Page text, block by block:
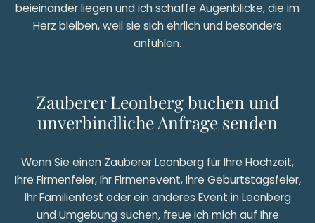
beieinander liegen und ich schaffe Augenblicke, die im
Herz bleiben, weil sie sich ehrlich und besonders
anfühlen.
Zauberer Leonberg buchen und
unverbindliche Anfrage senden
Wenn Sie einen Zauberer Leonberg für Ihre Hochzeit,
Ihre Firmenfeier, Ihr Firmenevent, Ihre Geburtstagsfeier,
Ihr Familienfest oder ein anderes Event in Leonberg
und Umgebung suchen, freue ich mich auf Ihre